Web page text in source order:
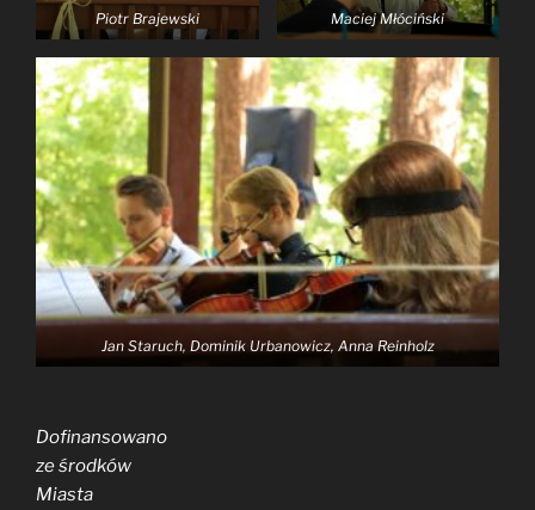
Piotr Brajewski Maciej Młóciński
Jan Staruch, Dominik Urbanowicz, Anna Reinholz
Dofinansowano
ze środków
Miasta